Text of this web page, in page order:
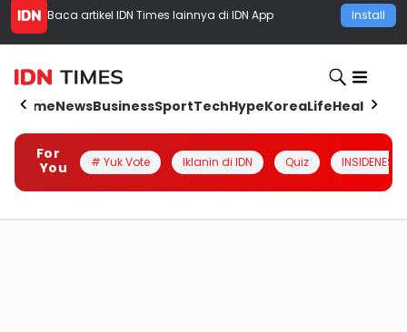
Baca artikel IDN Times lainnya di IDN App Install
HomeNewsBusinessSportTechHypeKoreaLifeHealth
For
You
# Yuk Vote Iklanin di IDN Quiz INSIDENESIA